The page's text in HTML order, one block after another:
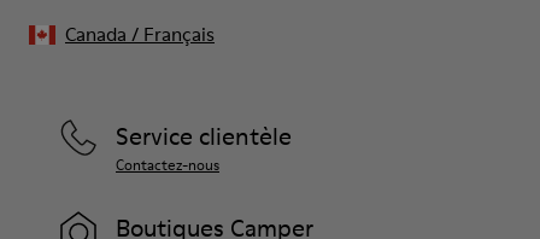
Service clientèle
Contactez-nous
Boutiques Camper
Canada / Français